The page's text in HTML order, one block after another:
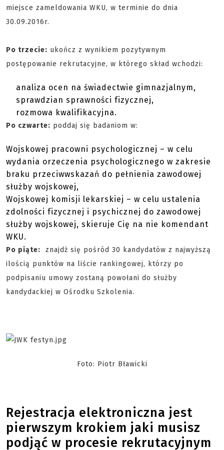
miejsce zameldowania WKU, w terminie do dnia
30.09.2016r.
Po trzecie: ukończ z wynikiem pozytywnym
postępowanie rekrutacyjne, w którego skład wchodzi:
analiza ocen na świadectwie gimnazjalnym,
sprawdzian sprawności fizycznej,
rozmowa kwalifikacyjna.
Po czwarte: poddaj się badaniom w:
Wojskowej pracowni psychologicznej – w celu
wydania orzeczenia psychologicznego w zakresie
braku przeciwwskazań do pełnienia zawodowej
służby wojskowej,
Wojskowej komisji lekarskiej – w celu ustalenia
zdolności fizycznej i psychicznej do zawodowej
służby wojskowej, skieruje Cię na nie komendant
WKU.
Po piąte: znajdź się pośród 30 kandydatów z najwyższą
ilością punktów na liście rankingowej, którzy po
podpisaniu umowy zostaną powołani do służby
kandydackiej w Ośrodku Szkolenia.
Foto: Piotr Bławicki
Rejestracja elektroniczna jest
pierwszym krokiem jaki musisz
podjąć w procesie rekrutacyjnym